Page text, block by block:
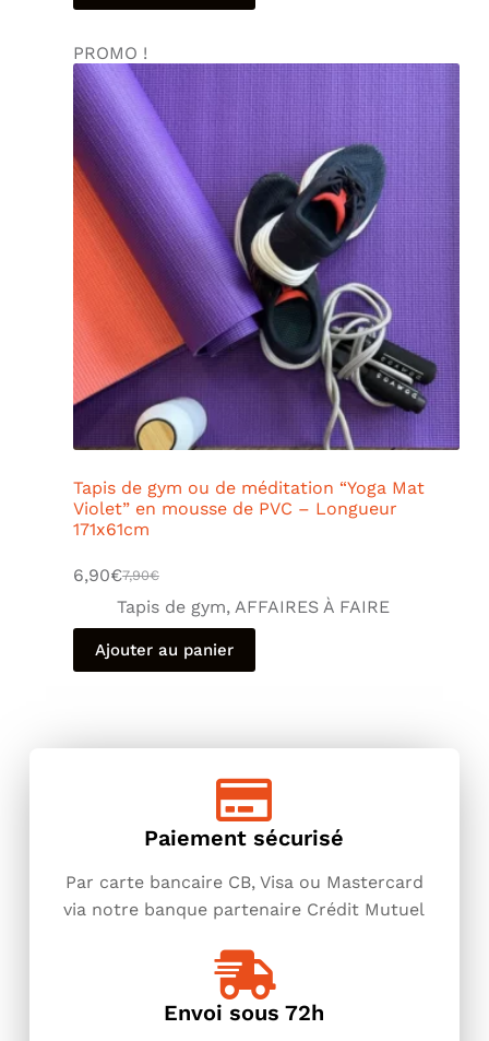
PROMO !
Tapis de gym ou de méditation “Yoga Mat
Violet” en mousse de PVC – Longueur
171x61cm
7,90€
6,90€
Tapis de gym, AFFAIRES À FAIRE
Ajouter au panier
Paiement sécurisé
Par carte bancaire CB, Visa ou Mastercard
via notre banque partenaire Crédit Mutuel
Envoi sous 72h